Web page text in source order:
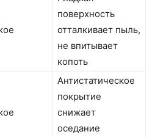
поверхность
отталкивает пыль,
не впитывает
копоть
Антистатическое
покрытие
снижает
оседание